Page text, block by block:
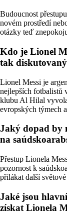
Budoucnost
novém prostředí
otázky teď
Kdo je Lionel
tak
Lionel Messi je
nejlepších fotbalistů
klubu Al Hilal
evropských týmech
Jaký dopad by
na
Přestup Lionela
pozornost k
přilákat další
Jaké jsou
získat Lionela